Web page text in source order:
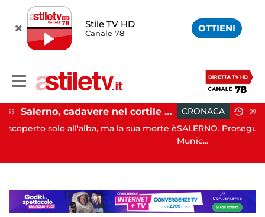
Stile TV HD
Canale 78 OTTIENI
Salerno, cadavere nel cortile di un palazzo: indaga la Polizia
la sua morte è
CRONACA 09:52
SALERNO. Proseguono i controlli congiunti